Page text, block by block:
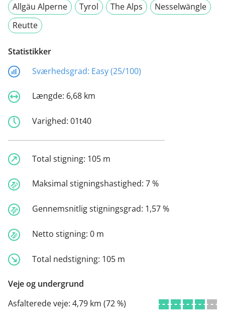
Allgäu Alperne
Tyrol The Alps
Nesselwängle
Reutte
Statistikker
Sværhedsgrad: Easy (25/100)
Længde: 6,68 km
Varighed: 01t40
Total stigning: 105 m
Maksimal stigningshastighed: 7 %
Gennemsnitlig stigningsgrad: 1,57 %
Netto stigning: 0 m
Total nedstigning: 105 m
Veje og undergrund
Asfalterede veje: 4,79 km (72 %)